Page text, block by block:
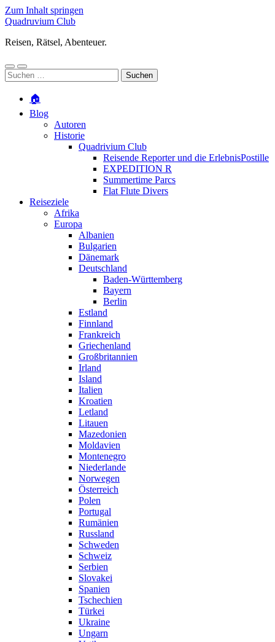
Zum Inhalt springen
Quadruvium Club
Reisen, Rätsel, Abenteuer.
Mobile-
Menü
Suchfeld
ein-/ausblenden
Suchen
nach:
🏠
Blog
Autoren
Historie
Quadrivium Club
Reisende Reporter und die ErlebnisPostille
EXPEDITION R
Summertime Parcs
Flat Flute Divers
Reiseziele
Afrika
Europa
Albanien
Bulgarien
Dänemark
Deutschland
Baden-Württemberg
Bayern
Berlin
Estland
Finnland
Frankreich
Griechenland
Großbritannien
Irland
Island
Italien
Kroatien
Letland
Litauen
Mazedonien
Moldavien
Montenegro
Niederlande
Norwegen
Österreich
Polen
Portugal
Rumänien
Russland
Schweden
Schweiz
Serbien
Slovakei
Spanien
Tschechien
Türkei
Ukraine
Ungarn